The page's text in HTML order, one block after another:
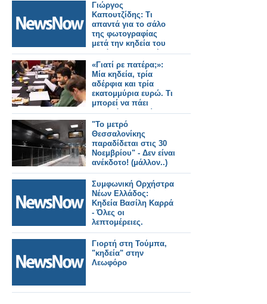
Γιώργος
Καπουτζίδης: Τι
απαντά για το σάλο
της φωτογραφίας
μετά την κηδεία του
Γεράσιμου Μιχελή
«Γιατί ρε πατέρα;»:
Μία κηδεία, τρία
αδέρφια και τρία
εκατομμύρια ευρώ. Τι
μπορεί να πάει
στραβά; - Η πρώτη
ανάγνωση της νέας
ανατρεπτικής
κωμωδίας του ΑΝΤ1
"Το μετρό
Θεσσαλονίκης
παραδίδεται στις 30
Νοεμβρίου" - Δεν είναι
ανέκδοτο! (μάλλον..)
Συμφωνική Ορχήστρα
Νέων Ελλάδος:
Κηδεία Βασίλη Καρρά
- Όλες οι
λεπτομέρειες.
Γιορτή στη Τούμπα,
"κηδεία" στην
Λεωφόρο